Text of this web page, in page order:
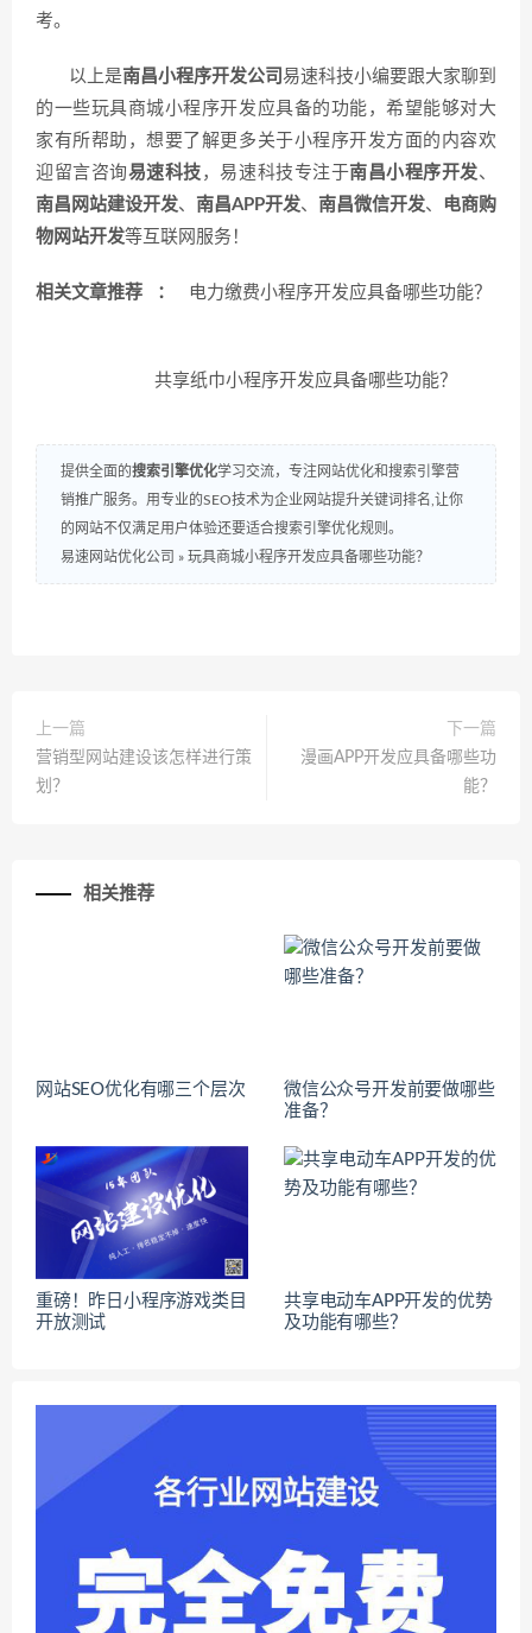
考。
以上是南昌小程序开发公司 易速科技小编要跟大家聊到
的一些玩具商城小程序开发应具备的功能，希望能够对大
家有所帮助，想要了解更多关于小程序开发方面的内容欢
迎留言咨询易速科技 ，易速科技专注于南昌小程序开发、
南昌网站建设开发、 南昌APP开发、 南昌微信开发、
电商购
物网站开发等互联网服务！
相关文章推荐 ： 电力缴费小程序开发应具备哪些功能？
共享纸巾小程序开发应具备哪些功能？
提供全面的搜索引擎优化学习交流，专注网站优化和搜索引擎营
销推广服务。用专业的SEO技术为企业网站提升关键词排名,让你
的网站不仅满足用户体验还要适合搜索引擎优化规则。
易速网站优化公司 » 玩具商城小程序开发应具备哪些功能？
上一篇
营销型网站建设该怎样进行策
划？
下一篇
漫画APP开发应具备哪些功
能？
相关推荐
网站SEO优化有哪三个层次
微信公众号开发前要做哪些
准备？
重磅！昨日小程序游戏类目
开放测试
共享电动车APP开发的优势
及功能有哪些？